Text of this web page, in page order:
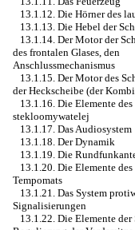
13.1.12. Die Hörner des
13.1.13. Die Hebel der
13.1.14. Der Motor der
des frontalen Glases, den
Anschlussmechanismus
13.1.15. Der Motor des
der Heckscheibe (der
13.1.16. Die Elemente des
stekloomywatelej
13.1.17. Das Audiosystem
13.1.18. Der Dynamik
13.1.19. Die
13.1.20. Die Elemente des
Tempomats
13.1.21. Das System
Signalisierungen
13.1.22. Die Elemente der